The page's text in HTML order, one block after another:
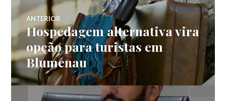
Navegação
de
Post
ANTERIOR
Post
anterior:
Hospedagem alternativa vira
opção para turistas em
Blumenau